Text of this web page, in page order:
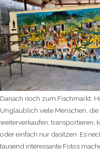
Danach noch zum Fischmarkt.
Unglaublich viele Menschen,
weiterverkaufen, transportieren,
oder einfach nur dasitzen. Es
tausend interessante Fotos